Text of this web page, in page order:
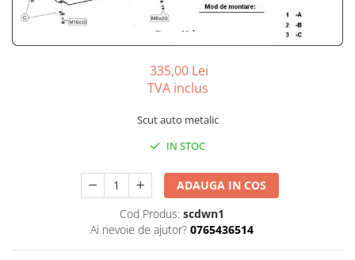
Carlige Cadillac
Carlige Chery
Carlige Daewoo
Carlige Dodge
Carlige Dongfeng
Carlige DR
335,00 Lei
TVA inclus
Scut auto metalic
IN STOC
ADAUGA IN COS
Cod Produs: scdwn1
Ai nevoie de ajutor? 0765436514